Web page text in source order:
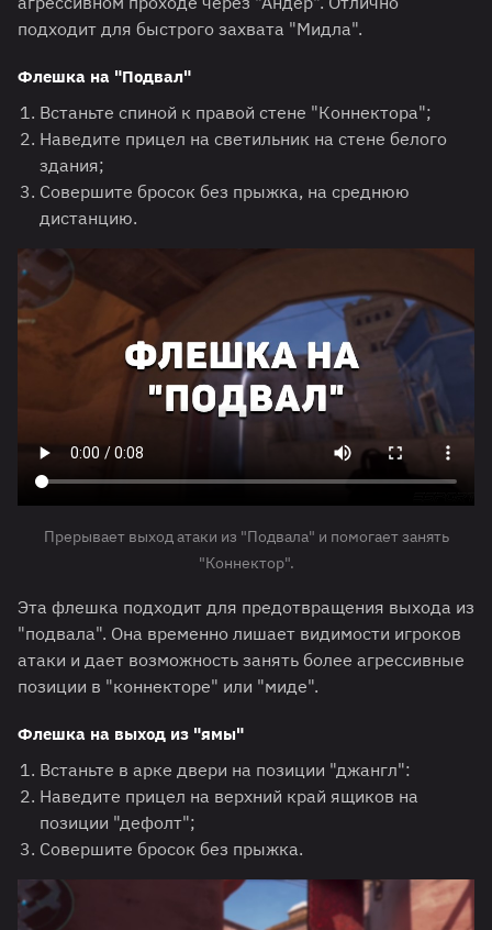
подходит для быстрого захвата "Мидла".
Флешка на "Подвал"
Встаньте спиной к правой стене "Коннектора";
Наведите прицел на светильник на стене белого
здания;
Совершите бросок без прыжка, на среднюю
дистанцию.
Прерывает выход атаки из "Подвала" и помогает занять
"Коннектор".
Эта флешка подходит для предотвращения выхода из
"подвала". Она временно лишает видимости игроков
атаки и дает возможность занять более агрессивные
позиции в "коннекторе" или "миде".
Флешка на выход из "ямы"
Встаньте в арке двери на позиции "джангл":
Наведите прицел на верхний край ящиков на
позиции "дефолт";
Совершите бросок без прыжка.